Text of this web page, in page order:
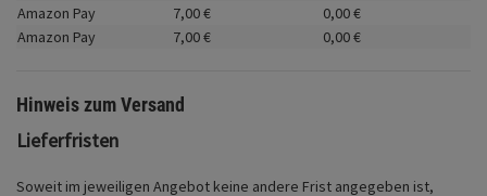
Merchandise
Amazon Pay
7,00€ 0,00€
Amazon Pay
7,00€ 0,00€
Hinweis zum Versand
Lieferfristen
Soweit im jeweiligen Angebot keine andere Frist angegeben ist,